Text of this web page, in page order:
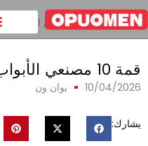
بيت > قمة 10 مصنعي الأبواب السكنية في الصين
الأبواب السكنية في الصين
10/04/ يوان ون